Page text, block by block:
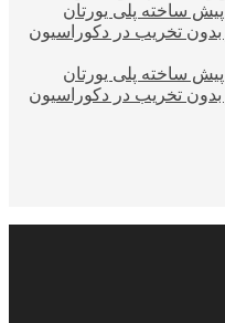
پیش ساخته پلی یورتان
تخریب در دکوراسیون
پیش ساخته پلی یورتان
تخریب در دکوراسیون